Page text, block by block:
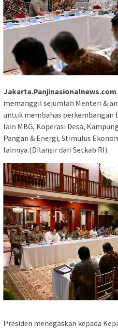
Jakarta.Panjinasionalnews.com
memanggil sejumlah Menteri &
untuk membahas perkembangan
lain MBG, Koperasi Desa,
Pangan & Energi, Stimulus
lainnya.(Dilansir dari Setkab RI).
Presiden menegaskan kepada